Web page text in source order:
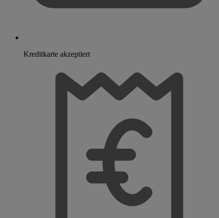
Kreditkarte akzeptiert